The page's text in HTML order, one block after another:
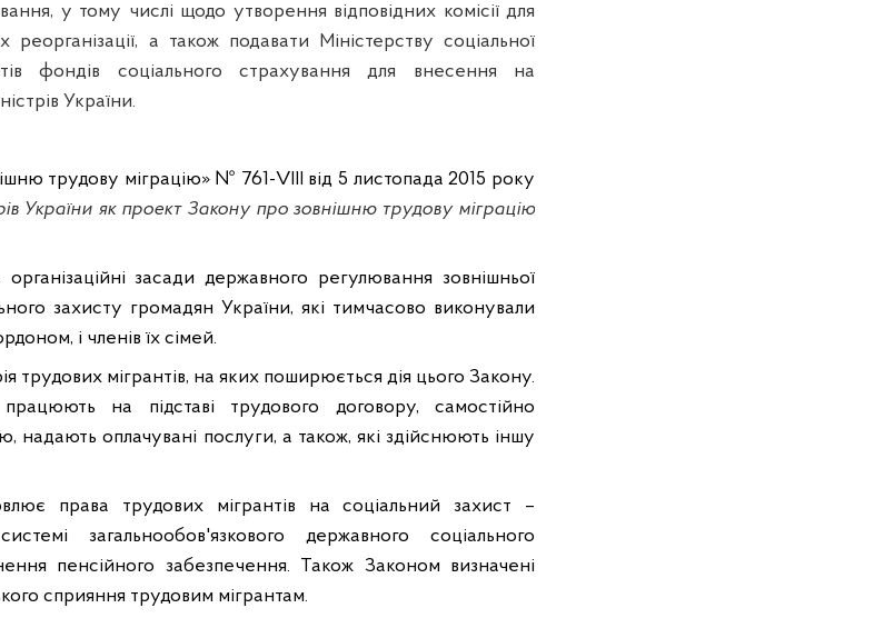
у тому числі щодо утворення відповідних комісії для
а також подавати Міністерству соціальної
фондів соціального страхування для внесення на
України.
трудову міграцію» № 761-VIII від 5 листопада 2015 року
України як проект Закону про зовнішню трудову міграцію
засади державного регулювання зовнішньої
захисту громадян України, які тимчасово виконували
і членів їх сімей.
трудових мігрантів, на яких поширюється дія цього Закону.
на підставі трудового договору, самостійно
надають оплачувані послуги, а також, які здійснюють іншу
права трудових мігрантів на соціальний захист –
загальнообов'язкового державного соціального
пенсійного забезпечення. Також Законом визначені
сприяння трудовим мігрантам.